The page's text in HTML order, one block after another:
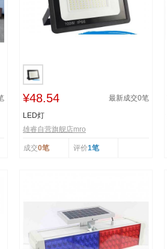
¥48.54 最新成交0笔
LED灯
雄睿自营旗舰店mro
成交0笔 评价1笔